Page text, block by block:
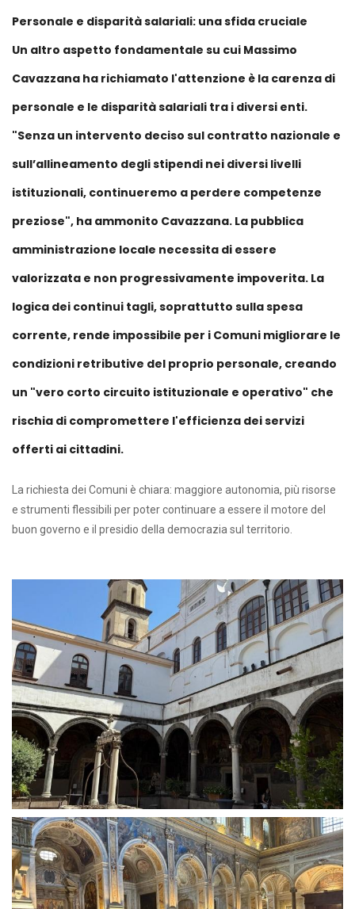
Personale e disparità salariali: una sfida cruciale
Un altro aspetto fondamentale su cui Massimo
Cavazzana ha richiamato l'attenzione è la carenza di
personale e le disparità salariali tra i diversi enti.
"Senza un intervento deciso sul contratto nazionale e
sull’allineamento degli stipendi nei diversi livelli
istituzionali, continueremo a perdere competenze
preziose", ha ammonito Cavazzana. La pubblica
amministrazione locale necessita di essere
valorizzata e non progressivamente impoverita. La
logica dei continui tagli, soprattutto sulla spesa
corrente, rende impossibile per i Comuni migliorare le
condizioni retributive del proprio personale, creando
un "vero corto circuito istituzionale e operativo" che
rischia di compromettere l'efficienza dei servizi
offerti ai cittadini.
La richiesta dei Comuni è chiara: maggiore autonomia, più risorse
e strumenti flessibili per poter continuare a essere il motore del
buon governo e il presidio della democrazia sul territorio.